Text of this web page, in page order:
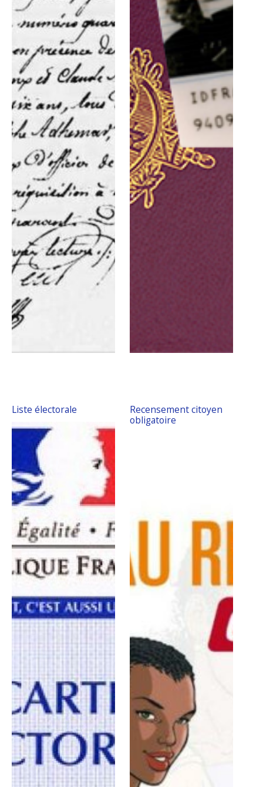
Liste électorale
Recensement citoyen
obligatoire